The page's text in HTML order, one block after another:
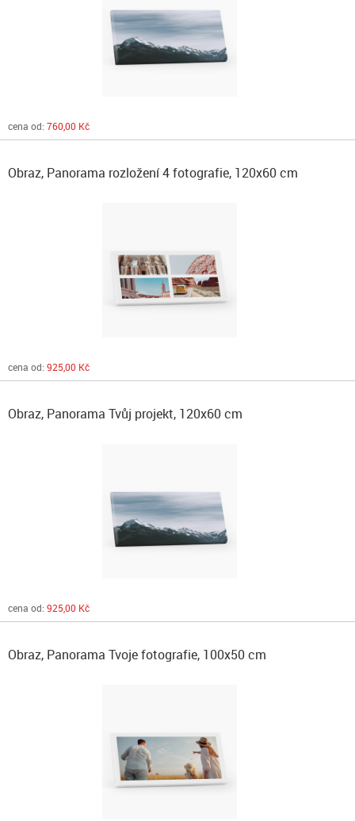
cena od: 760,00 Kč
Obraz, Panorama rozložení 4 fotografie, 120x60 cm
cena od: 925,00 Kč
Obraz, Panorama Tvůj projekt, 120x60 cm
cena od: 925,00 Kč
Obraz, Panorama Tvoje fotografie, 100x50 cm